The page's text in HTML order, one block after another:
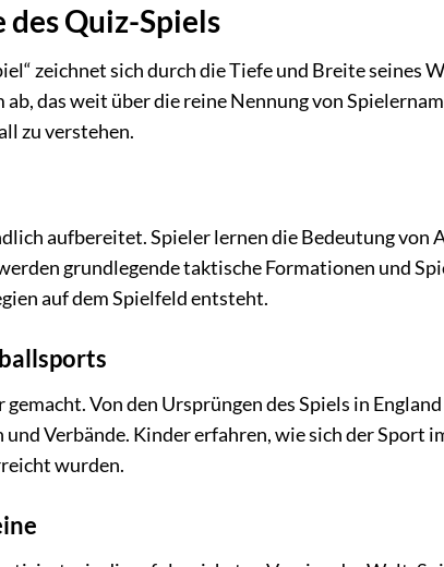
des Quiz-Spiels
zeichnet sich durch die Tiefe und Breite seines
das weit über die reine Nennung von
zu verstehen.
aufbereitet. Spieler lernen die Bedeutung von
grundlegende taktische Formationen und
auf dem Spielfeld entsteht.
Von den Ursprüngen des Spiels in
Verbände. Kinder erfahren, wie sich der Sport
wurden.